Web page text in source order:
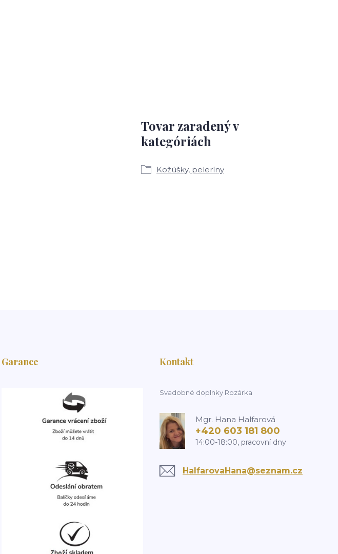
Tovar zaradený v
kategóriách
Kožúšky, peleríny
Garance Kontakt
Svadobné doplnky Rozárka
Mgr. Hana Halfarová
+420 603 181 800
14:00-18:00, pracovní dny
HalfarovaHana@seznam.cz